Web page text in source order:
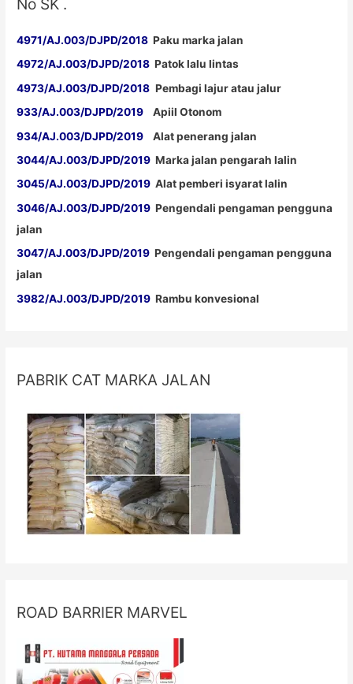
No SK .
4971/AJ.003/DJPD/2018 Paku marka jalan
4972/AJ.003/DJPD/2018 Patok lalu lintas
4973/AJ.003/DJPD/2018 Pembagi lajur atau jalur
933/AJ.003/DJPD/2019 Apiil Otonom
934/AJ.003/DJPD/2019 Alat penerang jalan
3044/AJ.003/DJPD/2019 Marka jalan pengarah lalin
3045/AJ.003/DJPD/2019 Alat pemberi isyarat lalin
3046/AJ.003/DJPD/2019 Pengendali pengaman pengguna
jalan
3047/AJ.003/DJPD/2019 Pengendali pengaman pengguna
jalan
3982/AJ.003/DJPD/2019 Rambu konvesional
PABRIK CAT MARKA JALAN
ROAD BARRIER MARVEL